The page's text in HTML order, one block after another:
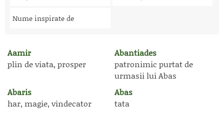
Nume inspirate de
Aamir
plin de viata, prosper
Abantiades
patronimic purtat de
urmasii lui Abas
Abaris
har, magie, vindecator
Abas
tata